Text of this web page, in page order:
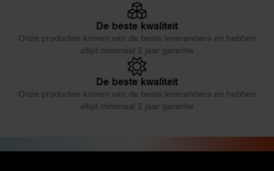
De beste kwaliteit
Onze producten komen van de beste leveranciers en hebben
altijd minimaal 2 jaar garantie
De beste kwaliteit
Onze producten komen van de beste leveranciers en hebben
altijd minimaal 2 jaar garantie